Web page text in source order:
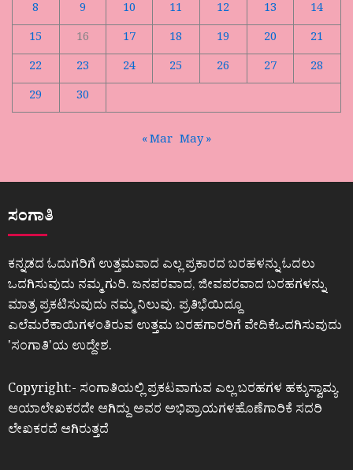
8
9 10 11 12 13
14
15
16 17 18 19 20
21
22
23 24 25 26 27
28
29
30
« Mar May »
ಸಂಗಾತಿ
ಕನ್ನಡದ ಓದುಗರಿಗೆ ಉತ್ತಮವಾದ ಎಲ್ಲ ಪ್ರಕಾರದ ಬರಹಳನ್ನು ಓದಲು
ಒದಗಿಸುವುದು ನಮ್ಮ ಗುರಿ. ಜನಪರವಾದ, ಜೀವಪರವಾದ ಬರಹಗಳನ್ನು
ಮಾತ್ರ ಪ್ರಕಟಿಸುವುದು ನಮ್ಮ ನಿಲುವು. ಪ್ರತಿಭೆಯಿದ್ದೂ
ಎಲೆಮರೆಕಾಯಿಗಳಂತಿರುವ ಉತ್ತಮ ಬರಹಗಾರರಿಗೆ ವೇದಿಕೆಒದಗಿಸುವುದು
ʼಸಂಗಾತಿʼಯ ಉದ್ದೇಶ.
Copyright:- ಸಂಗಾತಿಯಲ್ಲಿ ಪ್ರಕಟವಾಗುವ ಎಲ್ಲ ಬರಹಗಳ ಹಕ್ಕುಸ್ವಾಮ್ಯ
ಆಯಾಲೇಖಕರದೇ ಆಗಿದ್ದು ಅವರ ಅಭಿಪ್ರಾಯಗಳಹೊಣೆಗಾರಿಕೆ ಸದರಿ
ಲೇಖಕರದೆ ಆಗಿರುತ್ತದೆ